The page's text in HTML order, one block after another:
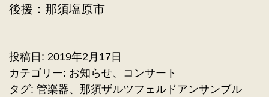
後援：那須塩原市
投稿日: 2019年2月17日
カテゴリー: お知らせ、 コンサート
タグ: 管楽器、 那須ザルツフェルドアンサンブル